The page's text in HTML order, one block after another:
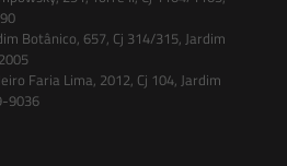
Botânico, 657, Cj 314/315, Jardim
Faria Lima, 2012, Cj 104, Jardim
9036